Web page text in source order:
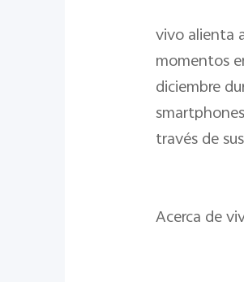
vivo alienta
momentos
diciembre
través de
Acerca de